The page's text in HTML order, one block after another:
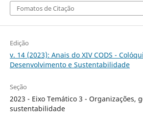
Fomatos de Citação
Edição
v. 14 (2023): Anais do XIV CODS -
Desenvolvimento e Sustentabilidade
Seção
2023 - Eixo Temático 3 - Organizações,
sustentabilidade